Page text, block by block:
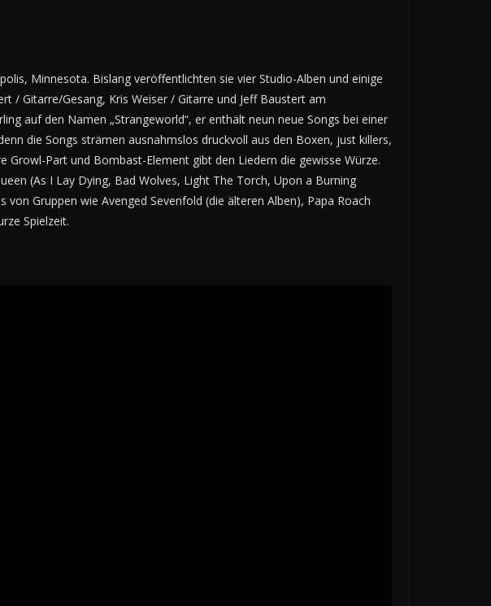
Minnesota. Bislang veröffentlichten sie vier Studio-Alben und einige
/ Gitarre/Gesang, Kris Weiser / Gitarre und Jeff Baustert am
auf den Namen „Strangeworld“, er enthält neun neue Songs bei einer
die Songs strämen ausnahmslos druckvoll aus den Boxen, just killers,
Part und Bombast-Element gibt den Liedern die gewisse Würze.
(As I Lay Dying, Bad Wolves, Light The Torch, Upon a Burning
von Gruppen wie Avenged Sevenfold (die älteren Alben), Papa Roach
Spielzeit.